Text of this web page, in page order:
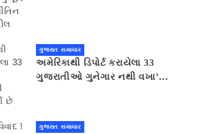
ગુજરાત સમાચાર
અમેરિકાથી ડિપોર્ટ કરાયેલા 33
ગુજરાતીઓ ગુનેગાર નથી વખા’ના
ગુજરાત સમાચાર